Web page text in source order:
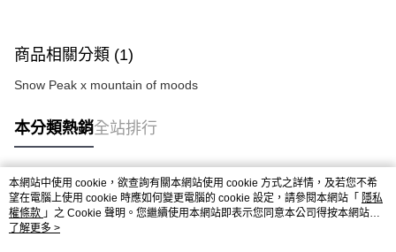
商品相關分類 (1)
Snow Peak x mountain of moods
本分類熱銷全站排行
熱門標籤
本網站中使用 cookie，欲查詢有關本網站使用 cookie 方式之詳情，及若您不希
望在電腦上使用 cookie 時應如何變更電腦的 cookie 設定，請參閱本網站「 隱私
權條款 」之 Cookie 聲明。您繼續使用本網站即表示您同意本公司得按本網站使
用條款之 Cookie 聲明使用 cookie。
了解更多 >